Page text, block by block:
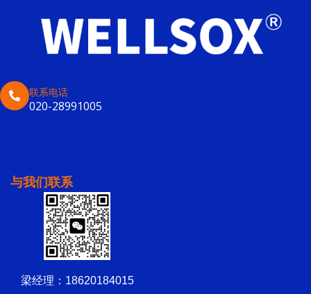
联系电话
020-28991005
与我们联系
梁经理：18620184015